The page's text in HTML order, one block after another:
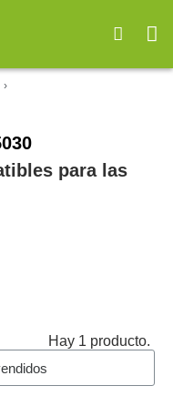
para las
Hay 1 producto.